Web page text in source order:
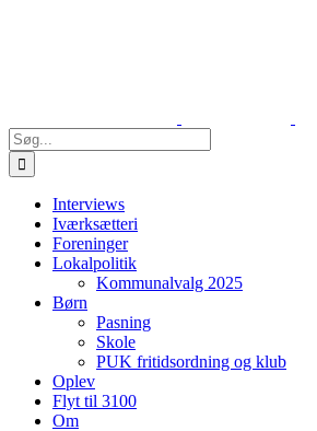
Søg
efter:
Interviews
Iværksætteri
Foreninger
Lokalpolitik
Kommunalvalg 2025
Børn
Pasning
Skole
PUK fritidsordning og klub
Oplev
Flyt til 3100
Om